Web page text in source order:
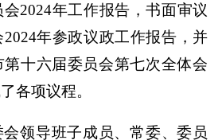
2024年工作报告，书面审议
年参政议政工作报告，并
十六届委员会第七次全体会
各项议程。
领导班子成员、常委、委员